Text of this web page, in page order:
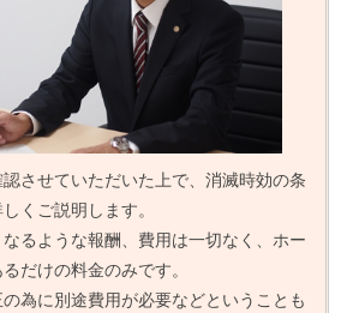
させていただいた上で、消滅時効の条
くご説明します。
るような報酬、費用は一切なく、ホー
だけの料金のみです。
為に別途費用が必要などということも